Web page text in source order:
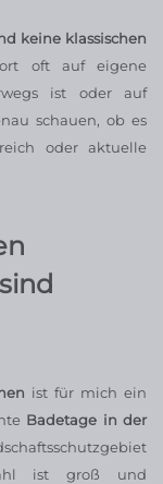
keine klassischen
oft auf eigene
ist oder auf
schauen, ob es
oder aktuelle
ist für mich ein
Badetage in der
ist groß und